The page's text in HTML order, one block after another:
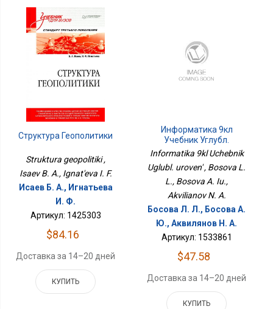
Структура Геополитики
Struktura geopolitiki ,
Isaev B. A., Ignat'eva I. F.
Исаев Б. А., Игнатьева
И. Ф.
Артикул: 1425303
$84.16
Доставка за 14–20 дней
КУПИТЬ
Информатика 9кл
Учебник Углубл.
Уровень
Informatika 9kl Uchebnik
Uglubl. uroven' , Bosova L.
L., Bosova A. Iu.,
Akvilianov N. A.
Босова Л. Л., Босова А.
Ю., Аквилянов Н. А.
Артикул: 1533861
$47.58
Доставка за 14–20 дней
КУПИТЬ